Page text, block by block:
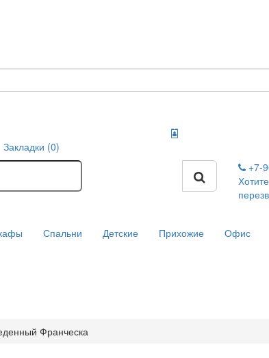
Закладки (0)
+7-
Спальни Детские Прихожие Офис
Франческа